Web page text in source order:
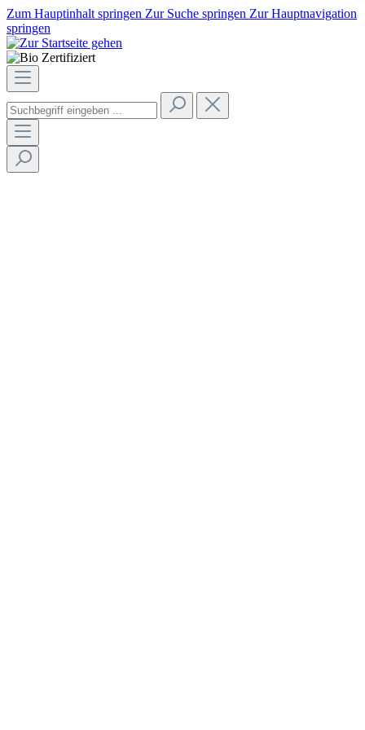
Zum Hauptinhalt springen Zur Suche springen Zur Hauptnavigation
springen